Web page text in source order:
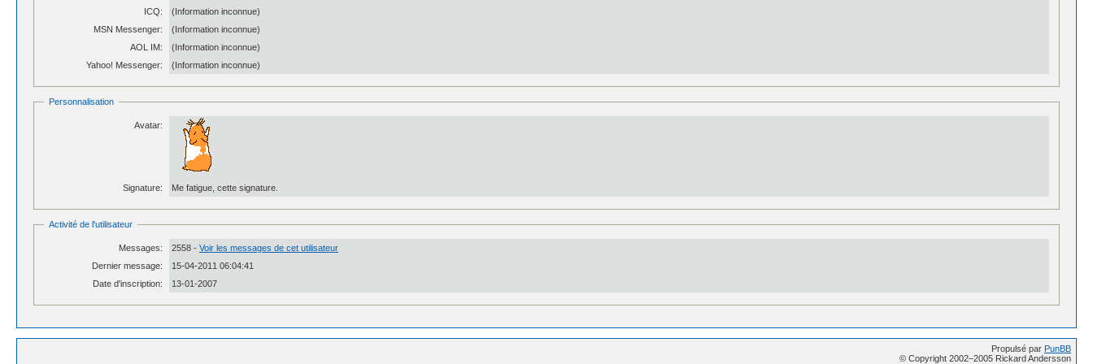
ICQ:
(Information inconnue)
MSN Messenger:
(Information inconnue)
AOL IM:
(Information inconnue)
Yahoo! Messenger:
(Information inconnue)
Personnalisation
Avatar:
Signature: Me fatigue, cette signature.
Activité de l'utilisateur
Messages: 2558 - Voir les messages de cet utilisateur
Dernier message:
15-04-2011 06:04:41
Date d'inscription:
13-01-2007
Propulsé par PunBB
© Copyright 2002–2005 Rickard Andersson